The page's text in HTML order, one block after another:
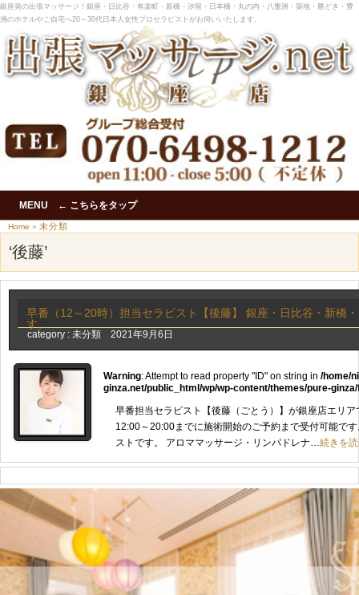
銀座発の出張マッサージ！銀座・日比谷・有楽町・新橋・汐留・日本橋・丸の内・八重洲・築地・勝どき・豊
洲のホテルやご自宅へ20～30代日本人女性プロセラピストがお伺いいたします。
MENU ← こちらをタップ
Home » 未分類
‘後藤’
早番（12～20時）担当セラピスト【後藤】 銀座・日比谷・新橋
す。
category : 未分類 2021年9月6日
Warning: Attempt to read property "ID" on string in /home/
ginza.net/public_html/wp/wp-content/themes/pure-
早番担当セラピスト【後藤（ごとう）】が銀座店エリ
12:00～20:00までに施術開始のご予約まで受付可能で
ストです。 アロママッサージ・リンパドレナ…続きを